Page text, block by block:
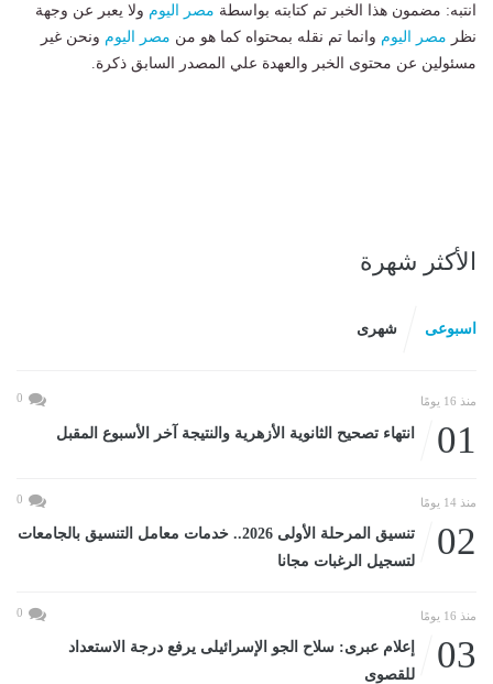
انتبه: مضمون هذا الخبر تم كتابته بواسطة مصر اليوم ولا يعبر عن وجهة
نظر مصر اليوم وانما تم نقله بمحتواه كما هو من مصر اليوم ونحن غير
مسئولين عن محتوى الخبر والعهدة علي المصدر السابق ذكرة.
الأكثر شهرة
اسبوعى شهرى
منذ 16 يومًا 0
01 انتهاء تصحيح الثانوية الأزهرية والنتيجة آخر الأسبوع المقبل
منذ 14 يومًا 0
02
تنسيق المرحلة الأولى 2026.. خدمات معامل التنسيق بالجامعات
لتسجيل الرغبات مجانا
منذ 16 يومًا 0
03
إعلام عبرى: سلاح الجو الإسرائيلى يرفع درجة الاستعداد
للقصوى